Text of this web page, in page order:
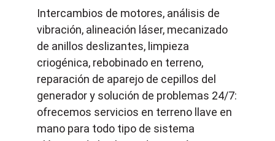
Intercambios de motores, análisis de
vibración, alineación láser, mecanizado
de anillos deslizantes, limpieza
criogénica, rebobinado en terreno,
reparación de aparejo de cepillos del
generador y solución de problemas 24/7:
ofrecemos servicios en terreno llave en
mano para todo tipo de sistema